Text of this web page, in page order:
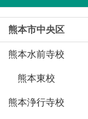
熊本市中央区
熊本水前寺校
熊本東校
熊本浄行寺校